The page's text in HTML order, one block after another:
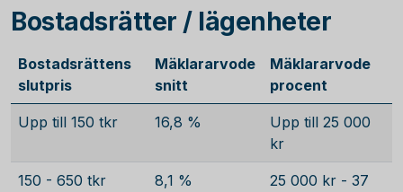
Bostadsrätter / lägenheter
Bostadsrättens
slutpris
Mäklararvode
snitt
Mäklararvode
procent
Upp till 150 tkr 16,8 %
Upp till 25 000
kr
150 - 650 tkr 8,1 %
25 000 kr - 37